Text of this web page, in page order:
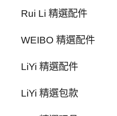
Rui Li 精選配件
WEIBO 精選配件
LiYi 精選配件
LiYi 精選包款